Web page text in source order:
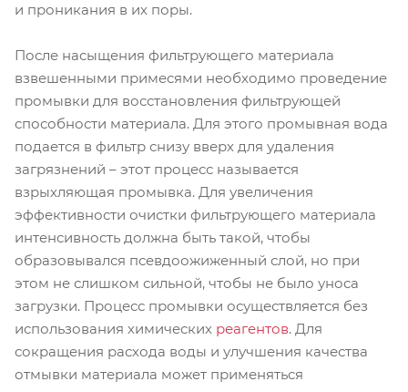
и проникания в их поры.
После насыщения фильтрующего материала
взвешенными примесями необходимо проведение
промывки для восстановления фильтрующей
способности материала. Для этого промывная вода
подается в фильтр снизу вверх для удаления
загрязнений – этот процесс называется
взрыхляющая промывка. Для увеличения
эффективности очистки фильтрующего материала
интенсивность должна быть такой, чтобы
образовывался псевдоожиженный слой, но при
этом не слишком сильной, чтобы не было уноса
загрузки. Процесс промывки осуществляется без
использования химических реагентов. Для
сокращения расхода воды и улучшения качества
отмывки материала может применяться